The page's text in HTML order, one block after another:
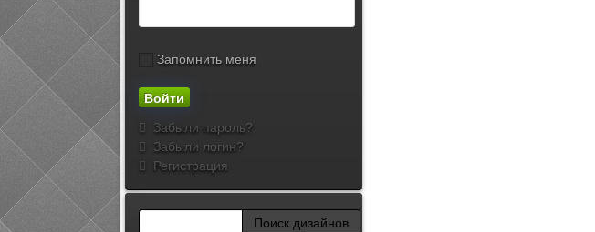
Запомнить меня
Забыли пароль?
Забыли логин?
Регистрация